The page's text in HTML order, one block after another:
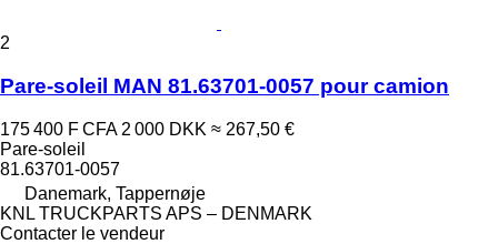
2
Pare-soleil MAN 81.63701-0057 pour camion
175 400 F CFA 2 000 DKK ≈ 267,50 €
Pare-soleil
81.63701-0057
Danemark, Tappernøje
KNL TRUCKPARTS APS – DENMARK
Contacter le vendeur